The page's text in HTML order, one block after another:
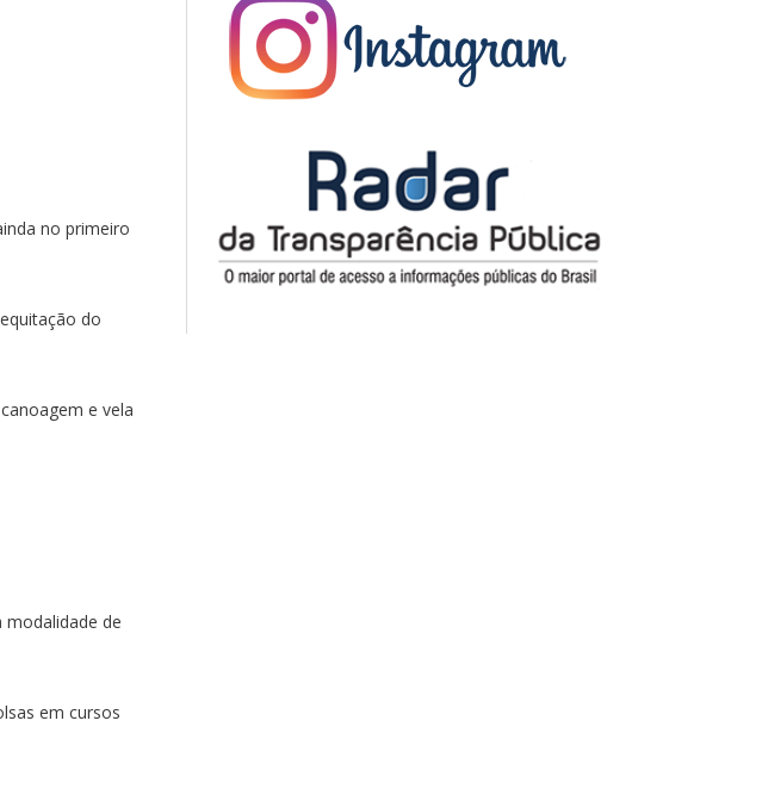
no primeiro
do
e vela
modalidade de
em cursos